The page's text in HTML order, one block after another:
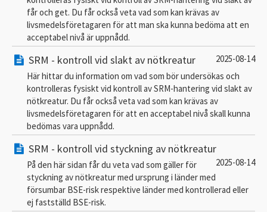
får och get. Du får också veta vad som kan krävas av
livsmedelsföretagaren för att man ska kunna bedöma att en
acceptabel nivå är uppnådd.
SRM - kontroll vid slakt av nötkreatur
2025-08-14
Här hittar du information om vad som bör undersökas och
kontrolleras fysiskt vid kontroll av SRM-hantering vid slakt av
nötkreatur. Du får också veta vad som kan krävas av
livsmedelsföretagaren för att en acceptabel nivå skall kunna
bedömas vara uppnådd.
SRM - kontroll vid styckning av nötkreatur
2025-08-14
På den här sidan får du veta vad som gäller för
styckning av nötkreatur med ursprung i länder med
försumbar BSE-risk respektive länder med kontrollerad eller
ej fastställd BSE-risk.